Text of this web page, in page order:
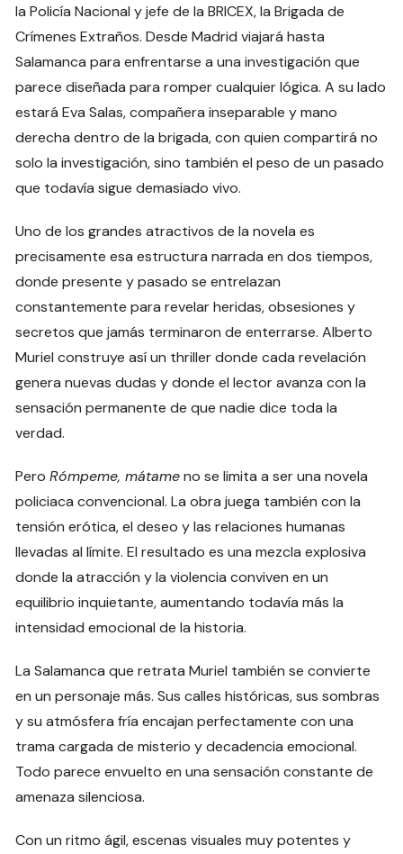
la Policía Nacional y jefe de la BRICEX, la Brigada de
Crímenes Extraños. Desde Madrid viajará hasta
Salamanca para enfrentarse a una investigación que
parece diseñada para romper cualquier lógica. A su lado
estará Eva Salas, compañera inseparable y mano
derecha dentro de la brigada, con quien compartirá no
solo la investigación, sino también el peso de un pasado
que todavía sigue demasiado vivo.
Uno de los grandes atractivos de la novela es
precisamente esa estructura narrada en dos tiempos,
donde presente y pasado se entrelazan
constantemente para revelar heridas, obsesiones y
secretos que jamás terminaron de enterrarse. Alberto
Muriel construye así un thriller donde cada revelación
genera nuevas dudas y donde el lector avanza con la
sensación permanente de que nadie dice toda la
verdad.
PeroRómpeme, mátameno se limita a ser una novela
policiaca convencional. La obra juega también con la
tensión erótica, el deseo y las relaciones humanas
llevadas al límite. El resultado es una mezcla explosiva
donde la atracción y la violencia conviven en un
equilibrio inquietante, aumentando todavía más la
intensidad emocional de la historia.
La Salamanca que retrata Muriel también se convierte
en un personaje más. Sus calles históricas, sus sombras
y su atmósfera fría encajan perfectamente con una
trama cargada de misterio y decadencia emocional.
Todo parece envuelto en una sensación constante de
amenaza silenciosa.
Con un ritmo ágil, escenas visuales muy potentes y